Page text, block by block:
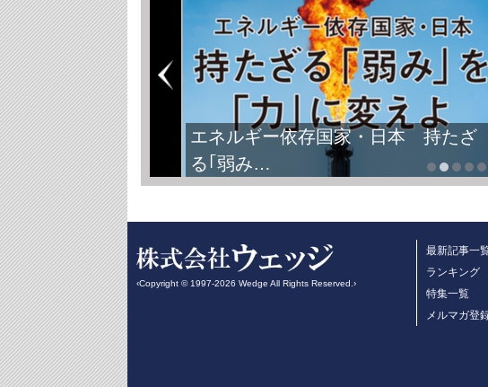
エネルギー依存国家・日本 持たざ
る｢弱み…
‹Copyright © 1997-2026 Wedge All Rights Reserved.›
最新記事一
ランキング
特集一覧
メルマガ登